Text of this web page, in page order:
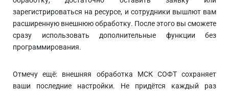
зарегистрироваться на ресурсе, и сотрудники вышлют вам
расширенную внешнюю обработку. После этого вы сможете
сразу использовать дополнительные функции без
программирования.
Отмечу ещё: внешняя обработка МСК СОФТ сохраняет
ваши последние настройки. Не придётся каждый раз